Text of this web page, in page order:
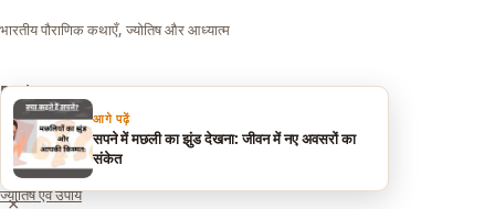
आगे पढ़ें
सपने में मछली का झुंड देखना: जीवन में नए अवसरों का
संकेत
×
भारतीय पौराणिक कथाएँ, ज्योतिष और आध्यात्म
Explore
आध्यात्म एवं धर्म
सपनों का मतलब (Dream Meaning)
ज्योतिष एवं उपाय